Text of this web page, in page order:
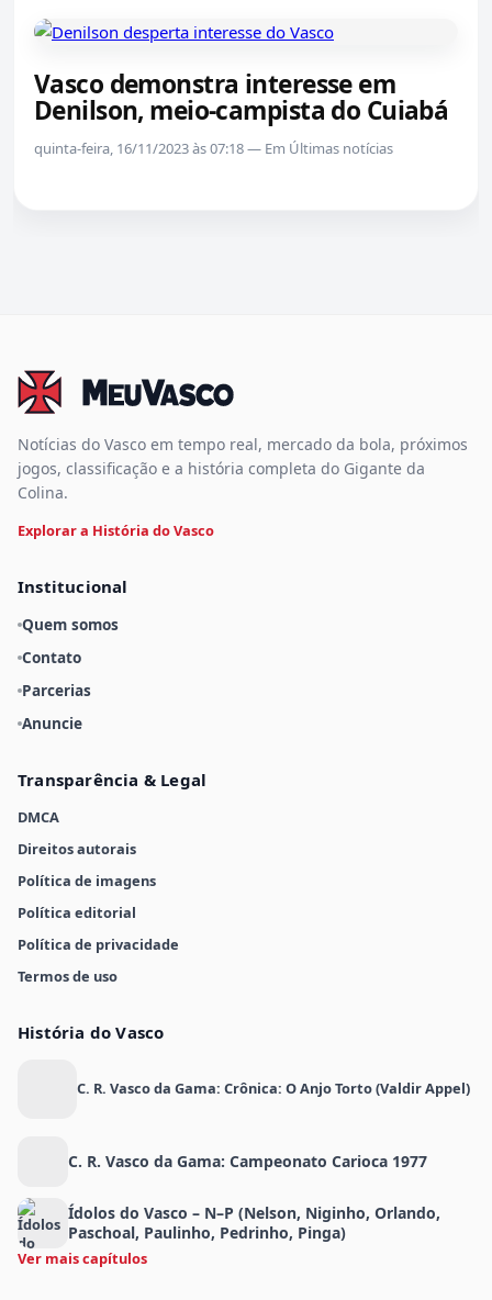
Vasco demonstra interesse em
Denilson, meio-campista do Cuiabá
quinta-feira, 16/11/2023 às 07:18 — Em Últimas notícias
Notícias do Vasco em tempo real, mercado da bola, próximos
jogos, classificação e a história completa do Gigante da
Colina.
Explorar a História do Vasco
Institucional
Quem somos
Contato
Parcerias
Anuncie
Transparência & Legal
DMCA
Direitos autorais
Política de imagens
Política editorial
Política de privacidade
Termos de uso
História do Vasco
C. R. Vasco da Gama: Crônica: O Anjo Torto (Valdir Appel)
C. R. Vasco da Gama: Campeonato Carioca 1977
Ídolos do Vasco – N–P (Nelson, Niginho, Orlando,
Paschoal, Paulinho, Pedrinho, Pinga)
Ver mais capítulos